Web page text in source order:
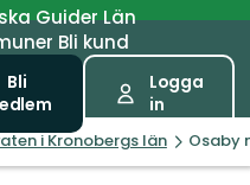
GuiderLän
Bli kund
Bli
Logga
in
i Kronobergs län Osaby